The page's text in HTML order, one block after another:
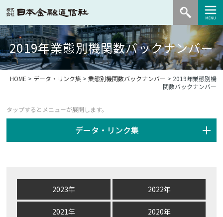
2019年業態別機関数バックナンバー
HOME > データ・リンク集 > 業態別機関数バックナンバー > 2019年業態別機
関数バックナンバー
データ・リンク集
2023年 2022年
2021年 2020年